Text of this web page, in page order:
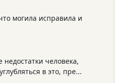
могила исправила и
человека,
в это, пре...